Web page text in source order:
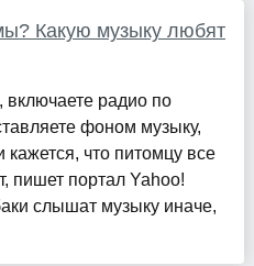
Какую музыку любят
включаете радио по
фоном музыку,
что питомцу все
пишет портал Yahoo!
слышат музыку иначе,